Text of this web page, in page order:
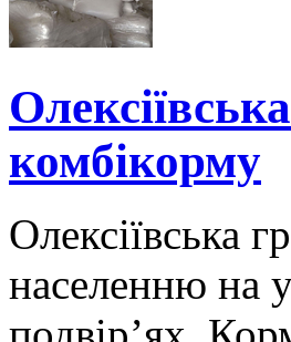
комбікорму
Олексіївська
населенню на